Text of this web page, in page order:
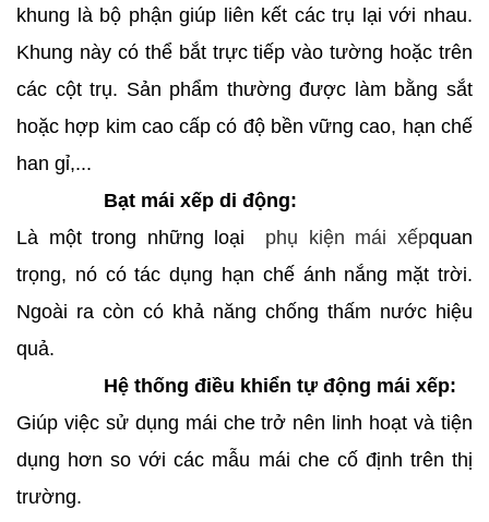
khung là bộ phận giúp liên kết các trụ lại với nhau.
Khung này có thể bắt trực tiếp vào tường hoặc trên
các cột trụ. Sản phẩm thường được làm bằng sắt
hoặc hợp kim cao cấp có độ bền vững cao, hạn chế
han gỉ,...
Bạt mái xếp di động:
Là một trong những loại phụ kiện mái xếpquan
trọng, nó có tác dụng hạn chế ánh nắng mặt trời.
Ngoài ra còn có khả năng chống thấm nước hiệu
quả.
Hệ thống điều khiển tự động mái xếp:
Giúp việc sử dụng mái che trở nên linh hoạt và tiện
dụng hơn so với các mẫu mái che cố định trên thị
trường.